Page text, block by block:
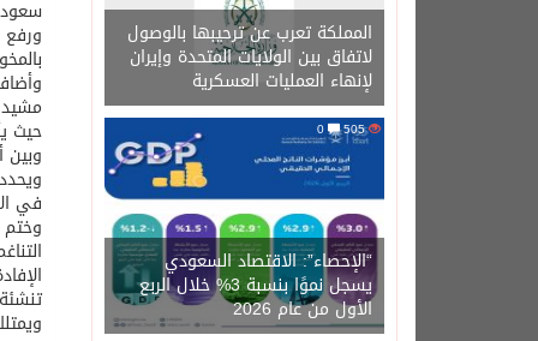
المملكة تعرب عن ترحيبها بالوصول
لاتفاق بين الولايات المتحدة وإيران
لإنهاء العمليات العسكرية
505
“الإحصاء”: الاقتصاد السعودي
يسجل نموًا بنسبة 3% خلال الربع
الأول من عام 2026
سعود
حيث
في
وختم